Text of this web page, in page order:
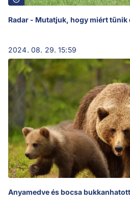
Radar - Mutatjuk, hogy miért tűnik
2024. 08. 29. 15:59
Anyamedve és bocsa